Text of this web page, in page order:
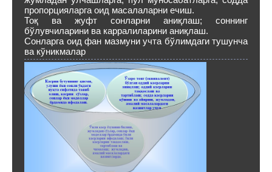
пропорцияларга оид масалаларни ечиш.
Тоқ ва жуфт сонларни аниқлаш; соннинг
бўлувчиларини ва карралиларини аниқлаш.
Сонларга оид фан мазмуни учта бўлимдаги тушунча
ва кўникмалар